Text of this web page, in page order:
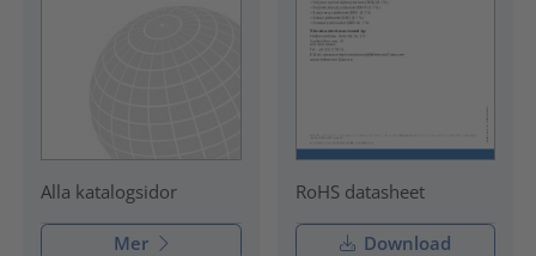
Alla katalogsidor
Mer
RoHS datasheet
Download